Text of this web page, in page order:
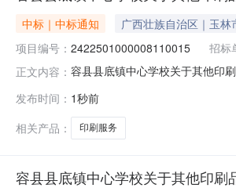
中标｜中标通知 广西壮族自治区｜玉林
项目编号： 2422501000008110015 招标
正文内容： 容县县底镇中心学校关于其他印
购计划信息：序号采购计划文号
发布时间： 1秒前
相关产品：
印刷服务
容县县底镇中心学校关于其他印